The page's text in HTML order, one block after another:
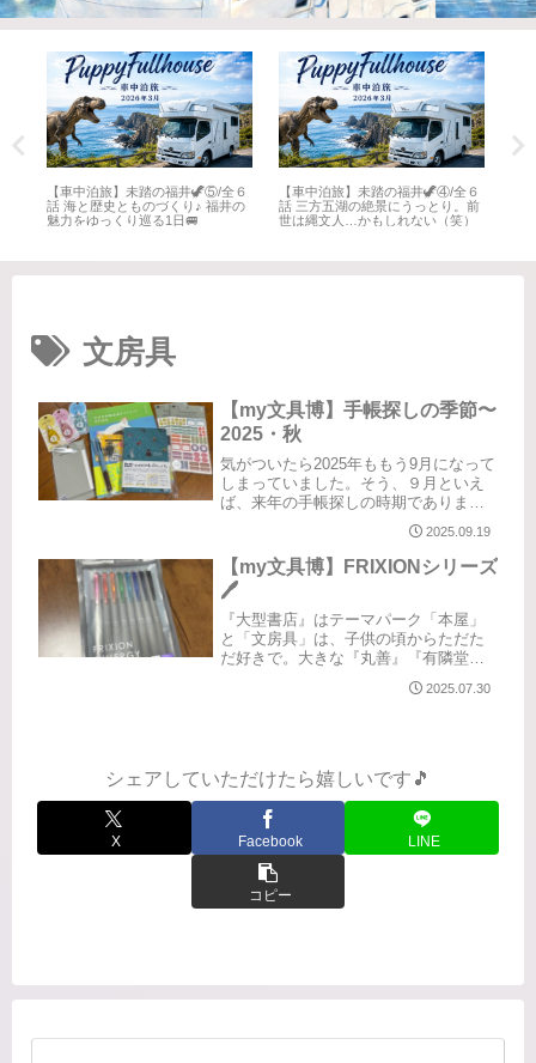
【車中泊旅】未踏の福井🦖⑤/全６
話 海と歴史とものづくり♪ 福井の
魅力をゆっくり巡る1日🚐
【車中泊旅】未踏の福井🦖④/全６
話 三方五湖の絶景にうっとり。前
世は縄文人…かもしれない（笑）
文房具
【my文具博】手帳探しの季節〜
2025・秋
気がついたら2025年ももう9月になって
しまっていました。そう、９月といえ
ば、来年の手帳探しの時期でありま
す。毎年悩みます。マンスリー、ウイ
ークリー、バーチカル、一日1ページな
ど、様々なタイプの手帳。ほぼ自分の
使い勝手がいいものはわかってい...
2025.09.19
【my文具博】FRIXIONシリーズ
🖊️
『大型書店』はテーマパーク「本屋」
と「文房具」は、子供の頃からただた
だ好きで。大きな『丸善』『有隣堂』
などの大型店だと、私の中ではテーマ
パークみたいなものです。チラッとだ
2025.07.30
シェアしていただけたら嬉しいです🎵
X Facebook LINE
コピー